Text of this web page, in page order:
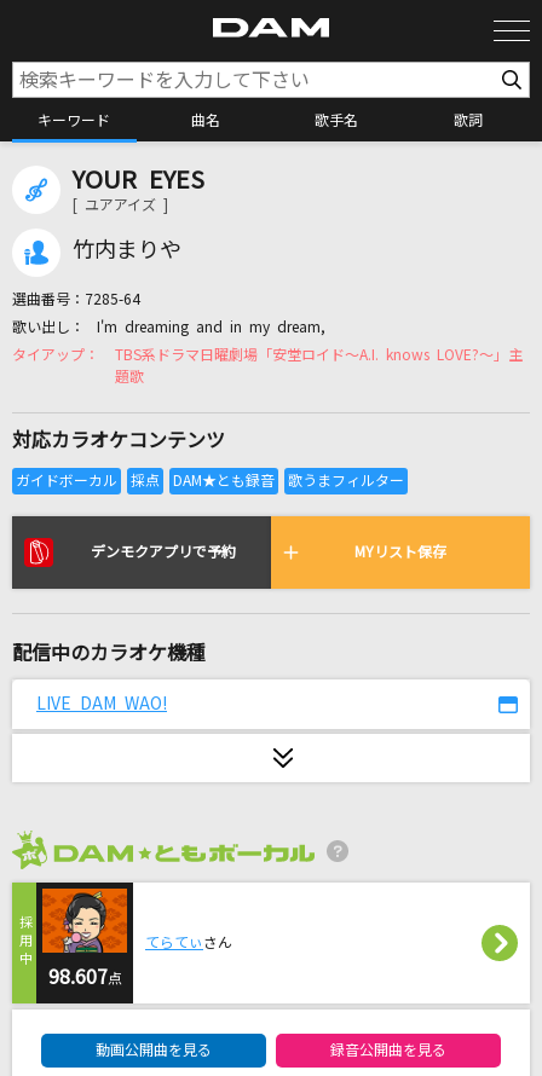
キーワード 曲名 歌手名 歌詞
カラオケリクエスト
全国りれき
リアルタイムで歌われている曲の一覧
ヘビーローテーション
明日晴れるといいな
セレナーデ
[生音]君の知らない物語
supercell
残響散歌
Aimer(エメ)
[生音]Hey Jude [ヘイ・ジュード]
The Beatles
YOUR EYES
[ ユアアイズ ]
竹内まりや
選曲番号： 7285-64
I'm dreaming and in my dream,
TBS系ドラマ日曜劇場「安堂ロイド～A.I. knows LOVE?～」主
題歌
対応カラオケコンテンツ
デンモクアプリで予約 MYリスト保存
配信中のカラオケ機種
LIVE DAM WAO!
98.607点
てらてぃ さん
動画公開曲を見る 録音公開曲を見る